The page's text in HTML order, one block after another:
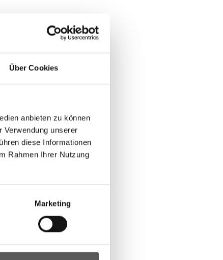
Über Cookies
anbieten zu können
Verwendung unserer
diese Informationen
Rahmen Ihrer Nutzung
Marketing